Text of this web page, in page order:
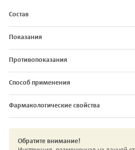
Состав
Показания
Противопоказания
Способ применения
Фармакологические свойства
Обратите внимание!